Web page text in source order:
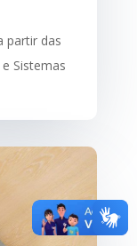
partir das
Sistemas